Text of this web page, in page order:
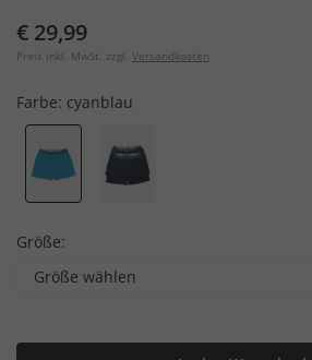
€ 29,99
Preis inkl. MwSt. zzgl. Versandkosten
Farbe: cyanblau
Größe:
Größe wählen